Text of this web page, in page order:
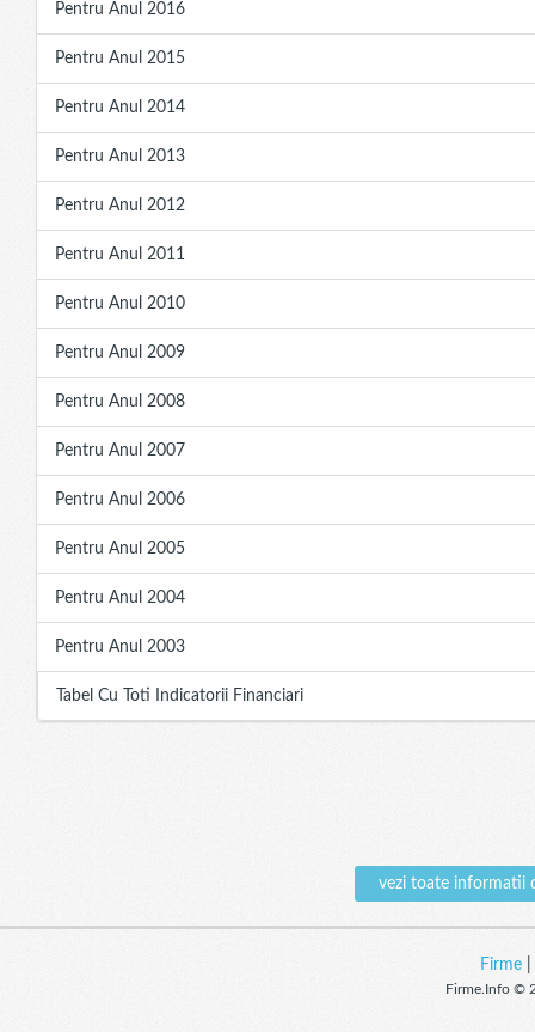
Pentru Anul 2016
Pentru Anul 2015
Pentru Anul 2014
Pentru Anul 2013
Pentru Anul 2012
Pentru Anul 2011
Pentru Anul 2010
Pentru Anul 2009
Pentru Anul 2008
Pentru Anul 2007
Pentru Anul 2006
Pentru Anul 2005
Pentru Anul 2004
Pentru Anul 2003
Tabel Cu Toti Indicatorii Financiari
vezi toate informatii
Firme|
Firme.Info ©